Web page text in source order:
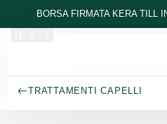
Passa al contenuto principale
BORSA FIRMATA KERA TILL
TRATTAMENTI CAPELLI